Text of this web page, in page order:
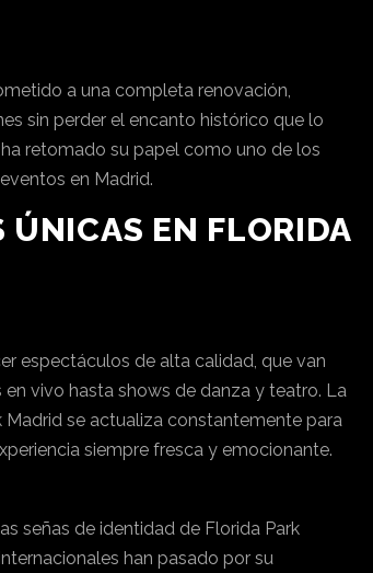
a una completa renovación,
sin perder el encanto histórico que lo
retomado su papel como uno de los
en Madrid.
ÚNICAS EN FLORIDA
espectáculos de alta calidad, que van
vivo hasta shows de danza y teatro. La
se actualiza constantemente para
siempre fresca y emocionante.
señas de identidad de Florida Park
han pasado por su